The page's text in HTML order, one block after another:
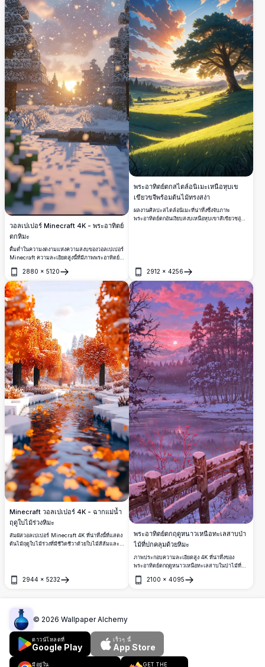
แตะต้อง
วอลเปเปอร์ Minecraft 4K - พระอาทิตย์
ตกหิมะ
ดื่มด่ำในความงดงามแห่งความสงบของวอลเปเปอร์
Minecraft ความละเอียดสูงนี้ที่มีภาพพระอาทิตย์
พิกเซล สร้างภาพที่เงียบสงบและน่าหลงใหล เหมาะ
สมที่สมบูรณ์แบบสำหรับอุปกรณ์ของแฟน
Minecraft ทุกคน
2880 × 5120
เปิด
พระอาทิตย์ตกสไตล์อนิเมะเหนือหุบเข
เขียวขจีพร้อมต้นไม้ทรงสง่า
ผลงานศิลปะสไตล์อนิเมะที่น่าทึ่งซึ่งจับภาพ
พระอาทิตย์ตกอันเงียบสงบเหนือหุบเขาสีเขียวชอุ่ม
แรงบันดาลใจจากธรรมชาติ
2912 × 4256
เปิด
Minecraft วอลเปเปอร์ 4K - ฉากแม่น้ำ
ฤดูใบไม้ร่วงหิมะ
สัมผัสวอลเปเปอร์ Minecraft 4K ที่น่าทึ่งนี้ที่แสดง
ต้นไม้ฤดูใบไม้ร่วงที่มีชีวิตชีวาด้วยใบไม้สีส้มและ
น้ำใสเหมือนคริสตัล
2944 × 5232
เปิด
พระอาทิตย์ตกฤดูหนาวเหนือทะเลสาบป่า
ไม้ที่ปกคลุมด้วยหิมะ
ภาพประกอบความละเอียดสูง 4K ที่น่าทึ่งของ
พระอาทิตย์ตกฤดูหนาวเหนือทะเลสาบในป่าไม้ที่
ม่วงอันสดใส สะท้อนบนผิวน้ำที่เงียบสงบ ต้นไม้ที่
2100 × 4095
เปิด
© 2026 Wallpaper Alchemy
ดาวน์โหลดที่
Google Play
เร็วๆ นี้
App Store
มีอยู่ใน GET THE